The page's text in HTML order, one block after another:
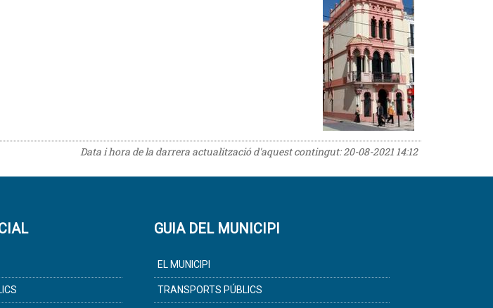
Data i hora de la darrera actualització d'aquest contingut:20-08-2021 14:12
GUIA DEL MUNICIPI
EL MUNICIPI
TRANSPORTS PÚBLICS